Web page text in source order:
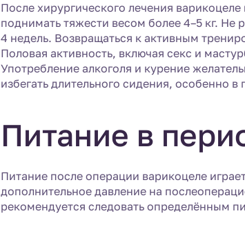
После хирургического лечения
поднимать тяжести весом более 4–5 кг. Не
4 недель. Возвращаться к активным
Половая активность, включая секс и
Употребление алкоголя и курение
избегать длительного сидения, особенно
Питание в
Питание после операции варикоцеле
дополнительное давление на
рекомендуется следовать определённым